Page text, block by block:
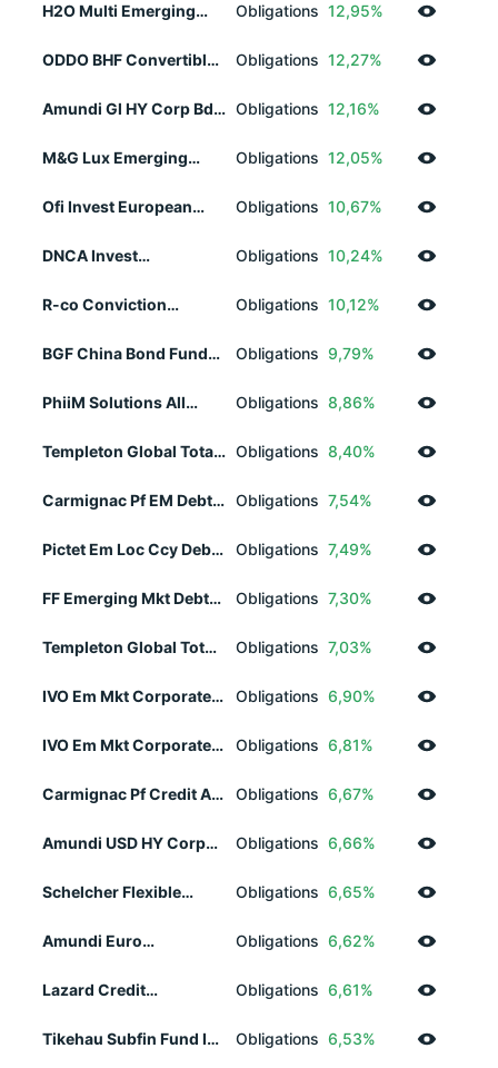
H2O Multi Emerging
Obligations 12,95%
ODDO BHF Convertibles
Obligations 12,27%
Amundi Gl HY Corp Bd
Obligations 12,16%
M&G Lux Emerging
Obligations 12,05%
Ofi Invest European
Obligations 10,67%
DNCA Invest
Obligations 10,24%
R-co Conviction
Obligations 10,12%
BGF China Bond Fund
Obligations 9,79%
PhiiM Solutions All
Obligations 8,86%
Templeton Global Total
Obligations 8,40%
Carmignac Pf EM Debt
Obligations 7,54%
Pictet Em Loc Ccy Debt
Obligations 7,49%
FF Emerging Mkt Debt
Obligations 7,30%
Templeton Global Tot
Obligations 7,03%
IVO Em Mkt Corporate
Obligations 6,90%
IVO Em Mkt Corporate
Obligations 6,81%
Carmignac Pf Credit A
Obligations 6,67%
Amundi USD HY Corp
Obligations 6,66%
Schelcher Flexible
Obligations 6,65%
Amundi Euro
Acc GBP
Obligations 6,62%
Lazard Credit
Obligations 6,61%
Tikehau Subfin Fund I-
Obligations 6,53%